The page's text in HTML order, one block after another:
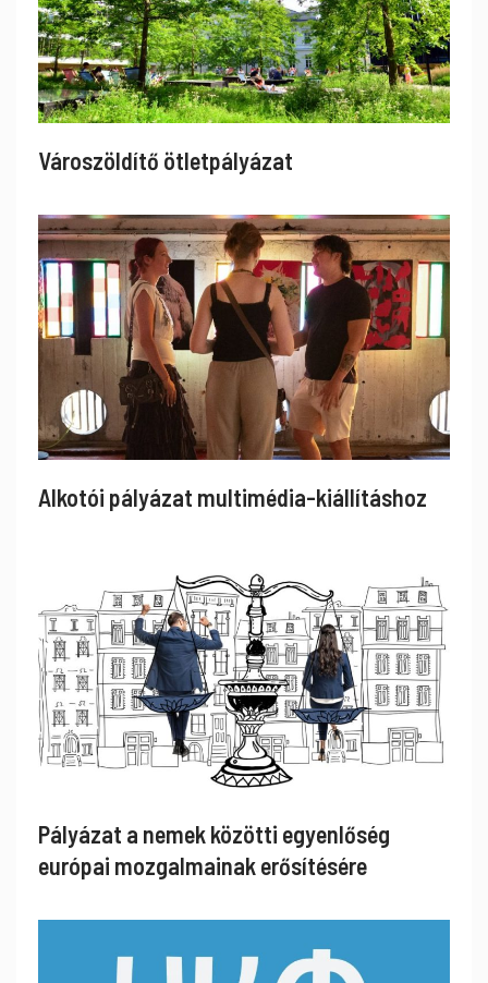
Városzöldítő ötletpályázat
Alkotói pályázat multimédia-kiállításhoz
Pályázat a nemek közötti egyenlőség
európai mozgalmainak erősítésére